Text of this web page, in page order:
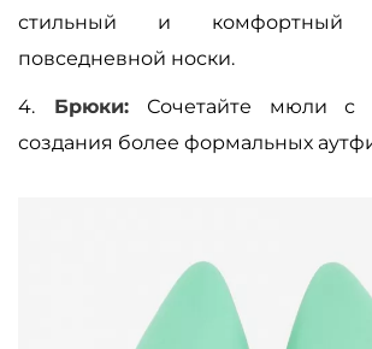
стильный и комфортный
повседневной носки.
4. Брюки:Сочетайте мюли с
создания более формальных